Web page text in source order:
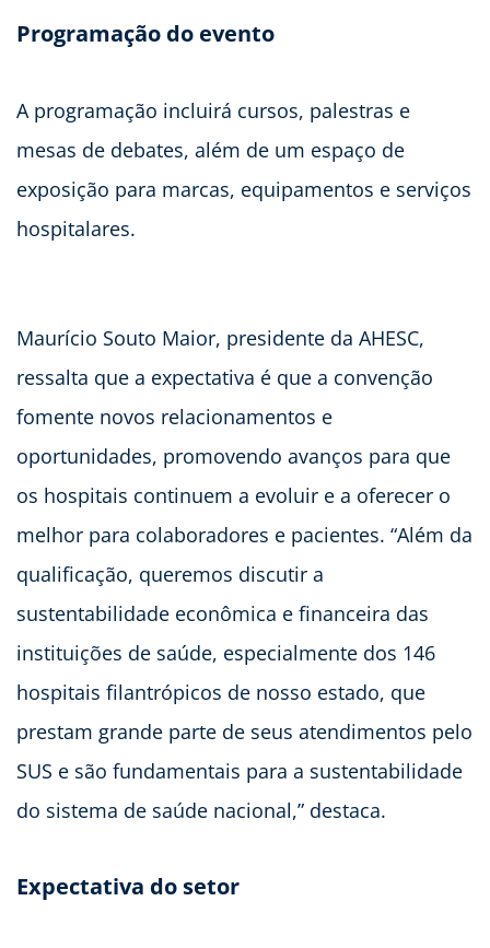
Programação do evento
A programação incluirá cursos, palestras e
mesas de debates, além de um espaço de
exposição para marcas, equipamentos e serviços
hospitalares.
Maurício Souto Maior, presidente da AHESC,
ressalta que a expectativa é que a convenção
fomente novos relacionamentos e
oportunidades, promovendo avanços para que
os hospitais continuem a evoluir e a oferecer o
melhor para colaboradores e pacientes. “Além da
qualificação, queremos discutir a
sustentabilidade econômica e financeira das
instituições de saúde, especialmente dos 146
hospitais filantrópicos de nosso estado, que
prestam grande parte de seus atendimentos pelo
SUS e são fundamentais para a sustentabilidade
do sistema de saúde nacional,” destaca.
Expectativa do setor